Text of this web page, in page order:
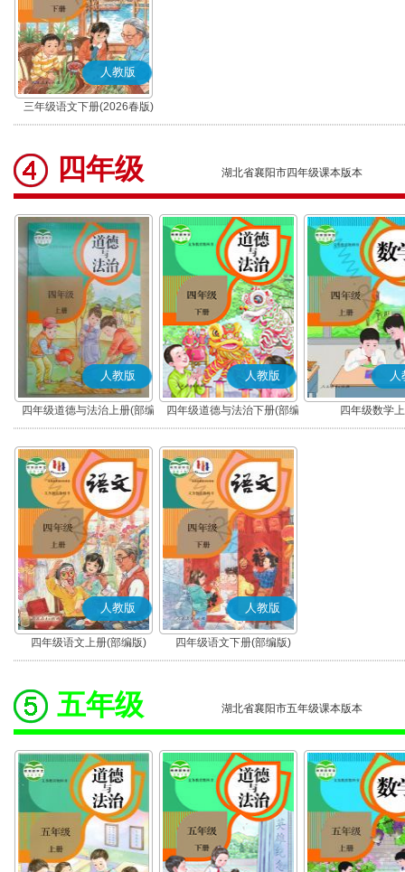
人教版
三年级语文下册(2026春版)
(部编版)
四年级 湖北省襄阳市四年级课本版本
人教版
四年级道德与法治上册(部编
版)
人教版
四年级道德与法治下册(部编
版)
人
四年级数学
人教版
四年级语文上册(部编版)
人教版
四年级语文下册(部编版)
五年级 湖北省襄阳市五年级课本版本